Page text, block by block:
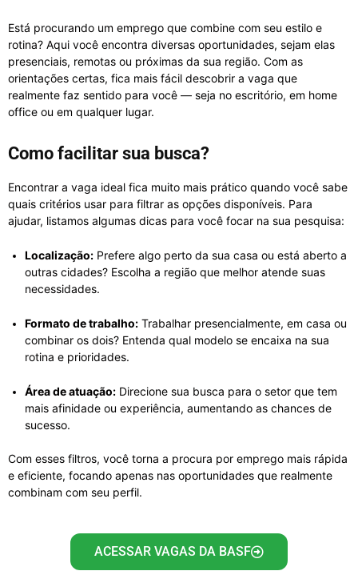
Está procurando um emprego que combine com seu estilo e
rotina? Aqui você encontra diversas oportunidades, sejam elas
presenciais, remotas ou próximas da sua região. Com as
orientações certas, fica mais fácil descobrir a vaga que
realmente faz sentido para você — seja no escritório, em home
office ou em qualquer lugar.
Como facilitar sua busca?
Encontrar a vaga ideal fica muito mais prático quando você sabe
quais critérios usar para filtrar as opções disponíveis. Para
ajudar, listamos algumas dicas para você focar na sua pesquisa:
Localização: Prefere algo perto da sua casa ou está aberto a
outras cidades? Escolha a região que melhor atende suas
necessidades.
Formato de trabalho: Trabalhar presencialmente, em casa ou
combinar os dois? Entenda qual modelo se encaixa na sua
rotina e prioridades.
Área de atuação: Direcione sua busca para o setor que tem
mais afinidade ou experiência, aumentando as chances de
sucesso.
Com esses filtros, você torna a procura por emprego mais rápida
e eficiente, focando apenas nas oportunidades que realmente
combinam com seu perfil.
ACESSAR VAGAS DA BASF